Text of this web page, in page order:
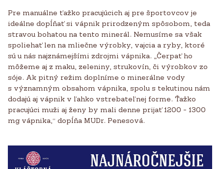
Pre manuálne ťažko pracujúcich aj pre športovcov je
ideálne dopĺňať si vápnik prirodzeným spôsobom, teda
stravou bohatou na tento minerál. Nemusíme sa však
spoliehať len na mliečne výrobky, vajcia a ryby, ktoré
sú u nás najznámejšími zdrojmi vápnika. „Čerpať ho
môžeme aj z maku, zeleniny, strukovín, či výrobkov zo
sóje. Ak pitný režim doplníme o minerálne vody
s významným obsahom vápnika, spolu s tekutinou nám
dodajú aj vápnik v ľahko vstrebateľnej forme. Ťažko
pracujúci muži aj ženy by mali denne prijať 1200 - 1300
mg vápnika,“ dopĺňa MUDr. Penesová.